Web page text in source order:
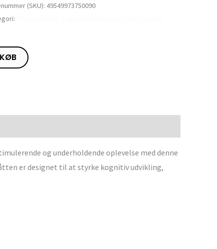
(SKU): 49549973750090
KØB
og underholdende oplevelse med denne
er designet til at styrke kognitiv udvikling,